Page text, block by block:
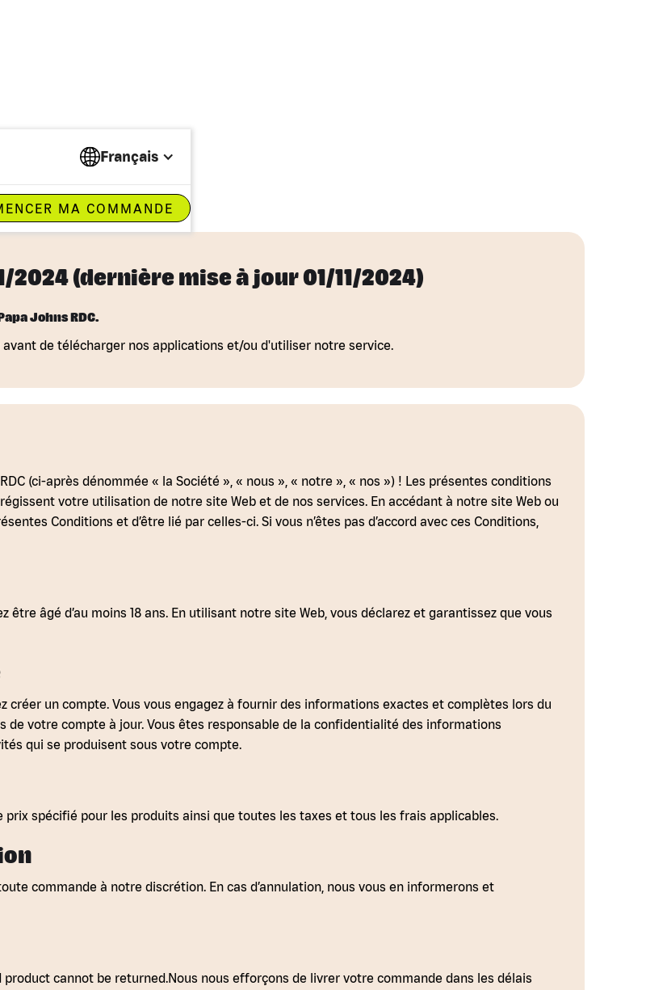
Français
MA COMMANDE
2024 (dernière mise à jour 01/11/2024)
Johns RDC.
de télécharger nos applications et/ou d'utiliser notre service.
(ci-après dénommée « la Société », « nous », « notre », « nos ») ! Les présentes conditions
votre utilisation de notre site Web et de nos services. En accédant à notre site Web ou
Conditions et d’être lié par celles-ci. Si vous n’êtes pas d’accord avec ces Conditions,
âgé d’au moins 18 ans. En utilisant notre site Web, vous déclarez et garantissez que vous
créer un compte. Vous vous engagez à fournir des informations exactes et complètes lors du
de votre compte à jour. Vous êtes responsable de la confidentialité des informations
qui se produisent sous votre compte.
prix spécifié pour les produits ainsi que toutes les taxes et tous les frais applicables.
commande à notre discrétion. En cas d’annulation, nous vous en informerons et
cannot be returned.Nous nous efforçons de livrer votre commande dans les délais